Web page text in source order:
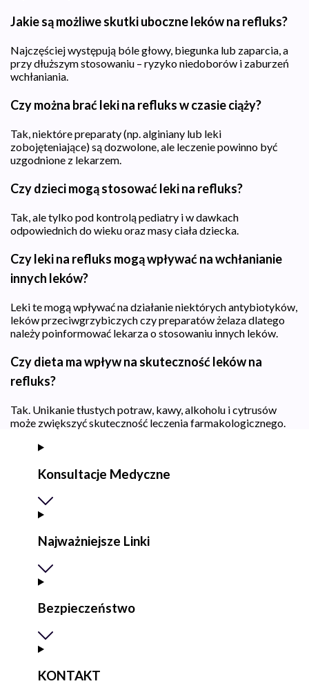
Jakie są możliwe skutki uboczne leków na refluks?
Najczęściej występują bóle głowy, biegunka lub zaparcia, a
przy dłuższym stosowaniu – ryzyko niedoborów i zaburzeń
wchłaniania.
Czy można brać leki na refluks w czasie ciąży?
Tak, niektóre preparaty (np. alginiany lub leki
zobojęteniające) są dozwolone, ale leczenie powinno być
uzgodnione z lekarzem.
Czy dzieci mogą stosować leki na refluks?
Tak, ale tylko pod kontrolą pediatry i w dawkach
odpowiednich do wieku oraz masy ciała dziecka.
Czy leki na refluks mogą wpływać na wchłanianie
innych leków?
Leki te mogą wpływać na działanie niektórych antybiotyków,
leków przeciwgrzybiczych czy preparatów żelaza dlatego
należy poinformować lekarza o stosowaniu innych leków.
Czy dieta ma wpływ na skuteczność leków na
refluks?
Tak. Unikanie tłustych potraw, kawy, alkoholu i cytrusów
może zwiększyć skuteczność leczenia farmakologicznego.
Konsultacje Medyczne
Najważniejsze Linki
Bezpieczeństwo
KONTAKT